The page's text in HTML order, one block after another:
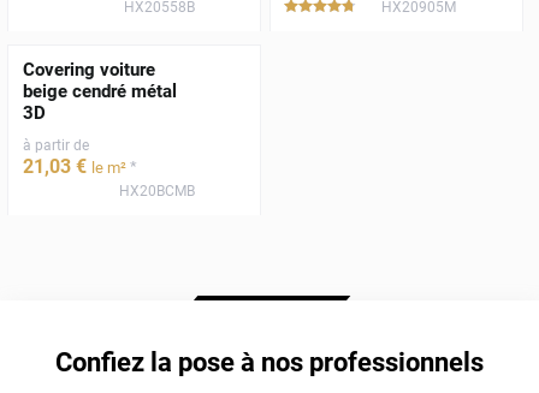
HX20558B *****HX20905M
Covering voiture
beige cendré métal
3D
à partir de
21,03 € le m² *
HX20BCMB
Confiez la pose à nos professionnels